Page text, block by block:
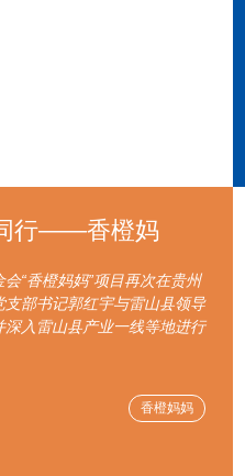
行——香橙妈
“香橙妈妈”项目再次在贵州
部书记郭红宇与雷山县领导
入雷山县产业一线等地进行
香橙妈妈